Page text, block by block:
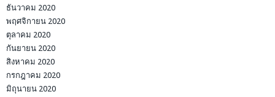
ธันวาคม 2020
พฤศจิกายน 2020
ตุลาคม 2020
กันยายน 2020
สิงหาคม 2020
กรกฎาคม 2020
มิถุนายน 2020